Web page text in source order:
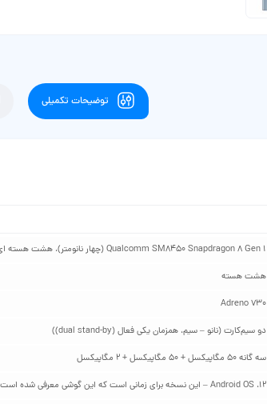
توضیحات تکمیلی
Qualcomm SM8450 Snapdragon 8 Gen 1 (چهار نانومتر)، هشت هسته‌ ای (یک هسته‌ ی 3.00 گیگاهرتز Cortex-X2 و سه هسته‌ ی 2.50 گیگاهرتز Cortex-A710 و چهار هسته‌ ی 1.80 گیگاهرتز Cortex-A510)
هشت هسته
Adreno 730
دو سیم‌کارت (نانو – سیم، همزمان یکی فعال (dual stand-by))
سه گانه 50 مگاپیکسل + 50 مگاپیکسل + 2 مگاپیکسل
Android OS ،12 – این نسخه برای زمانی است که این گوشی معرفی شده است و ممکن است در هنگام خرید شما، آپدیت جدید تری برای آن آمده باشد و به اندروید ورژن بالاتر ارتقا پیدا کند.